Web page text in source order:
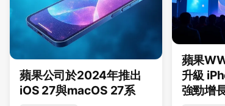
蘋果公司於2024年推出
iOS 27與macOS 27系
蘋果
升級
強勁增